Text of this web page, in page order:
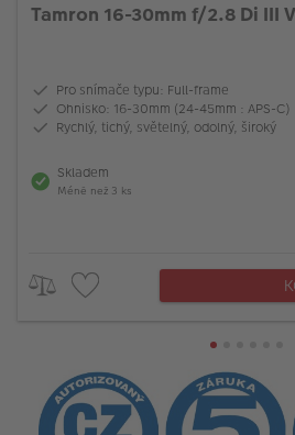
Tamron 16-30mm f/2.8 Di III
Pro snímače typu: Full-frame
Ohnisko: 16-30mm (24-45mm : APS-C)
Rychlý, tichý, světelný, odolný, široký
Skladem
Méně než 3 ks